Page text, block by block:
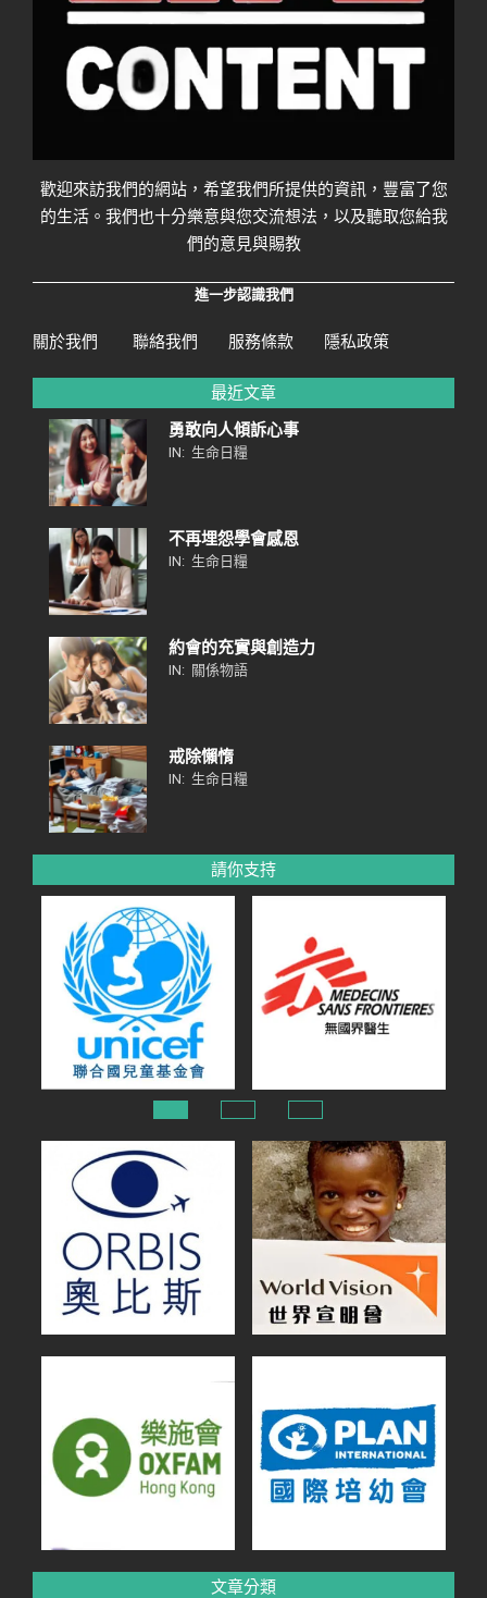
歡迎來訪我們的網站，希望我們所提供的資訊，豐富了您
的生活。我們也十分樂意與您交流想法，以及聽取您給我
們的意見與賜教
進一步認識我們
關於我們 聯絡我們 服務條款 隱私政策
最近文章
勇敢向人傾訴心事
IN: 生命日糧
不再埋怨學會感恩
IN: 生命日糧
約會的充實與創造力
IN: 關係物語
戒除懶惰
IN: 生命日糧
請你支持
文章分類